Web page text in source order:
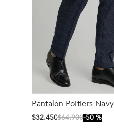
Pantalón Poitiers Navy
$32.450$64.900 50 %
Talla
44